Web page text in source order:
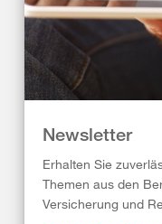
Newsletter
Erhalten Sie
Themen aus den
Versicherung und